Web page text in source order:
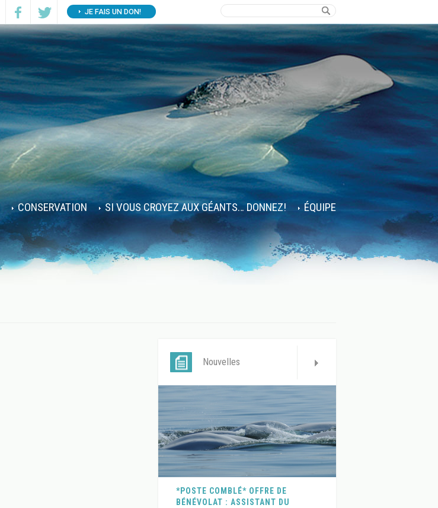
JE FAIS UN DON!
CONSERVATION SI VOUS CROYEZ AUX GÉANTS… DONNEZ! ÉQUIPE
Nouvelles
*POSTE COMBLÉ* OFFRE DE
BÉNÉVOLAT : ASSISTANT DU